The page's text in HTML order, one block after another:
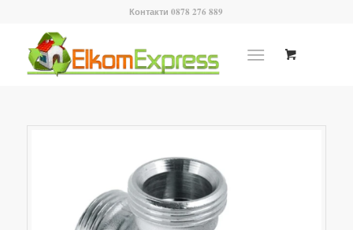
Контакти 0878 276 889